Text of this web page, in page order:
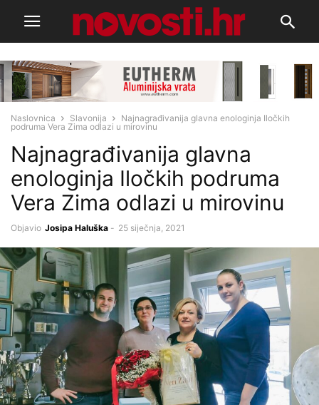
Naslovnica Slavonija
Najnagrađivanija glavna enologinja Iločkih
podruma Vera Zima odlazi u mirovinu
Najnagrađivanija glavna
enologinja Iločkih podruma
Vera Zima odlazi u mirovinu
Objavio Josipa Haluška - 25 siječnja, 2021